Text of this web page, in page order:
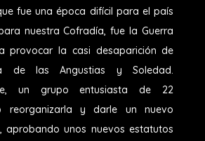
fue una época difícil para el país
nuestra Cofradía, fue la Guerra
provocar la casi desaparición de
de las Angustias y Soledad.
un grupo entusiasta de 22
reorganizarla y darle un nuevo
aprobando unos nuevos estatutos